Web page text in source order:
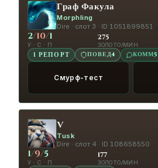
Граф Факула
Morphling
Dire · слот 3 · ID 1051899851
2/10/1
У · С · П
275
ЗОЛОТО/МИН
1 РЕПОРТ ПОВЕД4 КОММ5
Смурф-тест
V
Tusk
Dire · слот 4 · ID 108658550
1/9/5
У · С · П
177
ЗОЛОТО/МИН